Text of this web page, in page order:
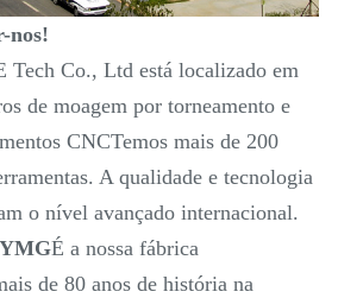
nos!
Tech Co., Ltd está localizado em
de moagem por torneamento e
CNCTemos mais de 200
A qualidade e tecnologia
o nível avançado internacional.
É a nossa fábrica
de 80 anos de história na